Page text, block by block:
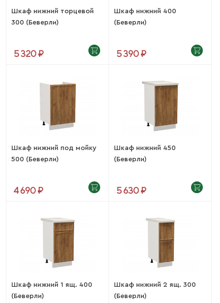
Шкаф нижний торцевой
300 (Беверли)
5 320 ₽
Шкаф нижний 400
(Беверли)
5 390 ₽
Шкаф нижний под мойку
500 (Беверли)
4 690 ₽
Шкаф нижний 450
(Беверли)
5 630 ₽
Шкаф нижний 1 ящ. 400
(Беверли)
Шкаф нижний 2 ящ. 300
(Беверли)